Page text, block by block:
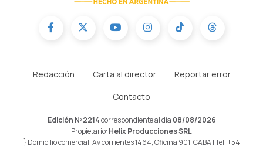
Redacción Carta al director
Reportar error
Contacto
Edición Nº 2214correspondiente al día 08/08/2026
Propietario: Helix Producciones SRL
} Domicilio comercial: Av corrientes 1464, Oficina 901, CABA | Tel: +54